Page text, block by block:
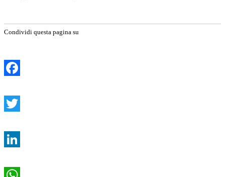
Condividi questa pagina su